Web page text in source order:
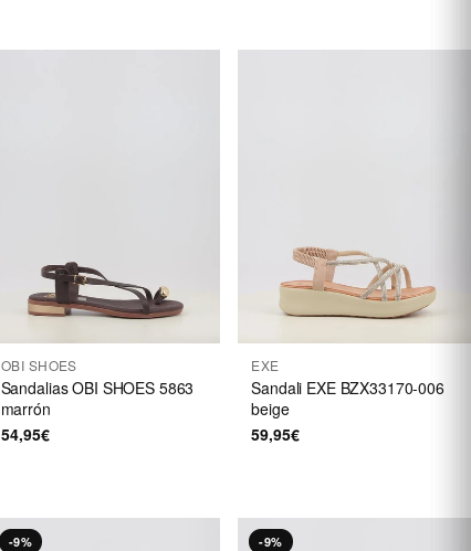
OBI SHOES
Sandalias OBI SHOES 5863
marrón
54,95€
EXE
Sandali EXE BZX33170-006
beige
59,95€
-9% -9%